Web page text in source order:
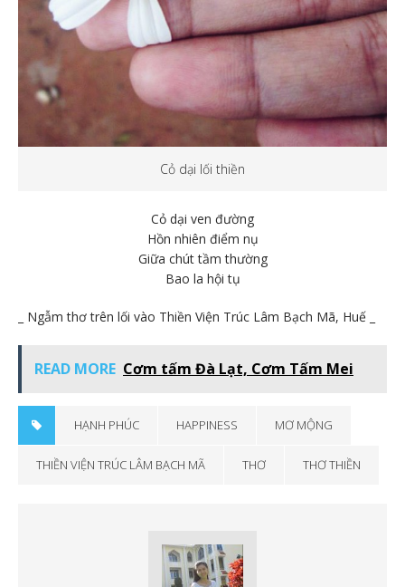
Cỏ dại lối thiền
Cỏ dại ven đường
Hồn nhiên điểm nụ
Giữa chút tầm thường
Bao la hội tụ
_ Ngẫm thơ trên lối vào Thiền Viện Trúc Lâm Bạch Mã, Huế _
READ MORE Cơm tấm Đà Lạt, Cơm Tấm Mei
HẠNH PHÚC HAPPINESS MƠ MỘNG
THIỀN VIỆN TRÚC LÂM BẠCH MÃ THƠ THƠ THIỀN